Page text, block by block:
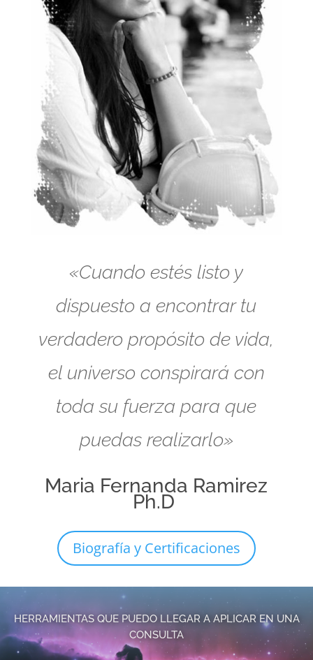
«Cuando estés listo y
dispuesto a encontrar tu
verdadero propósito de vida,
el universo conspirará con
toda su fuerza para que
puedas realizarlo»
Maria Fernanda Ramirez
Ph.D
Biografía y Certificaciones
HERRAMIENTAS QUE PUEDO LLEGAR A APLICAR EN UNA
CONSULTA